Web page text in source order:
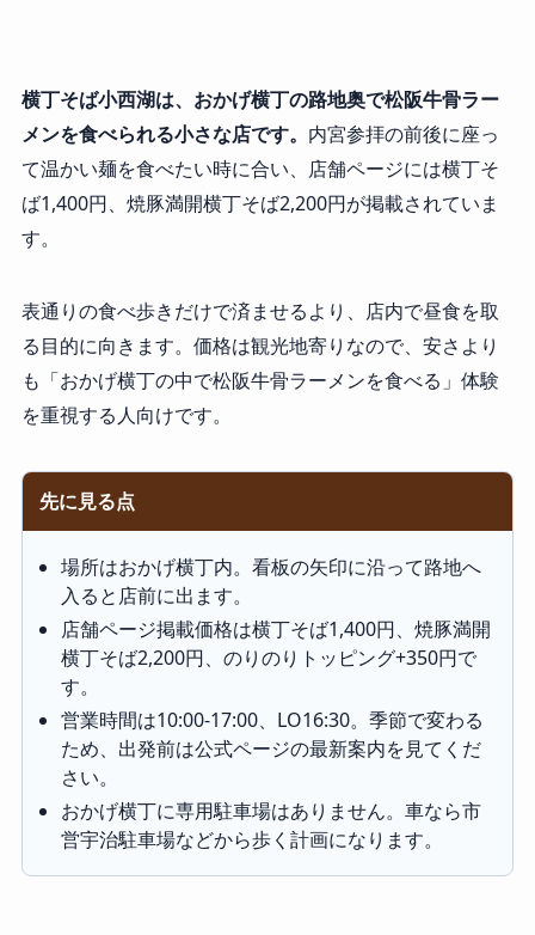
横丁そば小西湖は、おかげ横丁の路地奥で松阪牛骨ラー
メンを食べられる小さな店です。 内宮参拝の前後に座っ
て温かい麺を食べたい時に合い、店舗ページには横丁そ
ば1,400円、焼豚満開横丁そば2,200円が掲載されていま
す。
表通りの食べ歩きだけで済ませるより、店内で昼食を取
る目的に向きます。価格は観光地寄りなので、安さより
も「おかげ横丁の中で松阪牛骨ラーメンを食べる」体験
を重視する人向けです。
先に見る点
場所はおかげ横丁内。看板の矢印に沿って路地へ
入ると店前に出ます。
店舗ページ掲載価格は横丁そば1,400円、焼豚満開
横丁そば2,200円、のりのりトッピング+350円で
す。
営業時間は10:00-17:00、LO16:30。季節で変わる
ため、出発前は公式ページの最新案内を見てくだ
さい。
おかげ横丁に専用駐車場はありません。車なら市
営宇治駐車場などから歩く計画になります。